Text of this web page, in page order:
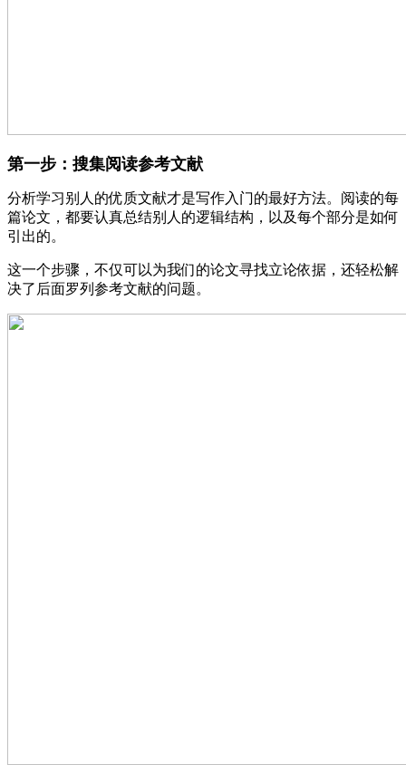
第一步：搜集阅读参考文献
分析学习别人的优质文献才是写作入门的最好方法。阅读的每
篇论文，都要认真总结别人的逻辑结构，以及每个部分是如何
引出的。
这一个步骤，不仅可以为我们的论文寻找立论依据，还轻松解
决了后面罗列参考文献的问题。